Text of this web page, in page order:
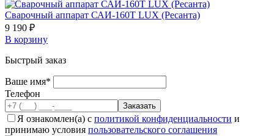
Сварочный аппарат САИ-160Т LUX (Ресанта)
9 190 ₽
В корзину
Быстрый заказ
Ваше имя*
Телефон
Я ознакомлен(а) с политикой конфиденциальности и
принимаю условия пользовательского соглашения